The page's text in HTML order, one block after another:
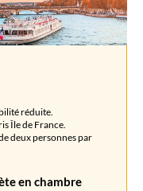
réduite.
Île de France.
deux personnes par
en chambre